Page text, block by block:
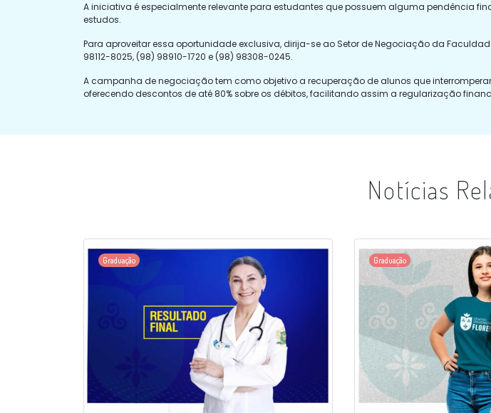
A iniciativa é especialmente relevante para estudantes que possuem alguma pendência
estudos.
Para aproveitar essa oportunidade exclusiva, dirija-se ao Setor de Negociação da
98112-8025, (98) 98910-1720 e (98) 98308-0245.
A campanha de negociação tem como objetivo a recuperação de alunos que
oferecendo descontos de até 80% sobre os débitos, facilitando assim a regularização
Notícias
Graduação Graduação